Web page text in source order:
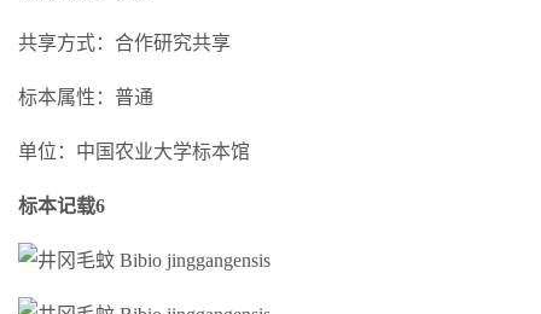
共享方式：合作研究共享
标本属性：普通
单位：中国农业大学标本馆
标本记载6